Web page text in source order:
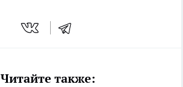
Читайте также: